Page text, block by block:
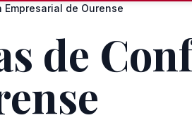
de Ourense
de